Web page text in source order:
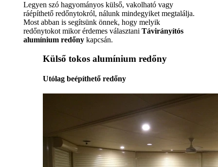
Legyen szó hagyományos külső, vakolható vagy
ráépíthető redőnytokról, nálunk mindegyiket megtalálja.
Most abban is segítsünk önnek, hogy melyik
redőnytokot mikor érdemes választani Távirányítós
alumínium redőny kapcsán.
Külső tokos alumínium redőny
Utólag beépíthető redőny